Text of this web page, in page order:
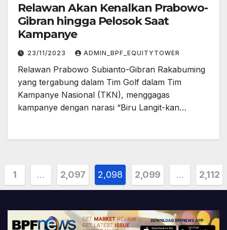
Relawan Akan Kenalkan Prabowo-
Gibran hingga Pelosok Saat
Kampanye
23/11/2023 ADMIN_BPF_EQUITYTOWER
Relawan Prabowo Subianto-Gibran Rakabuming
yang tergabung dalam Tim Golf dalam Tim
Kampanye Nasional (TKN), menggagas
kampanye dengan narasi “Biru Langit-kan…
1 … 2,097 2,098 2,099 … 2,112